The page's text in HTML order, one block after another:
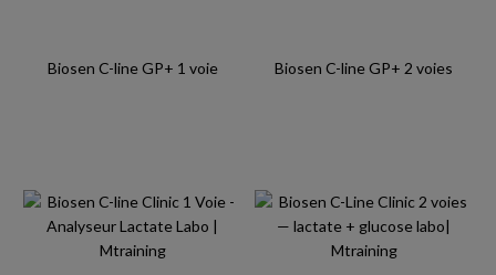
Biosen C-line GP+ 1 voie Biosen C-line GP+ 2 voies